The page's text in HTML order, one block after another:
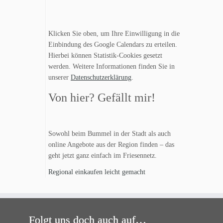
Klicken Sie oben, um Ihre Einwilligung in die
Einbindung des Google Calendars zu erteilen.
Hierbei können Statistik-Cookies gesetzt
werden. Weitere Informationen finden Sie in
unserer Datenschutzerklärung.
Von hier? Gefällt mir!
Sowohl beim Bummel in der Stadt als auch
online Angebote aus der Region finden – das
geht jetzt ganz einfach im Friesennetz.
Regional einkaufen leicht gemacht
Folgt uns doch auch auf…